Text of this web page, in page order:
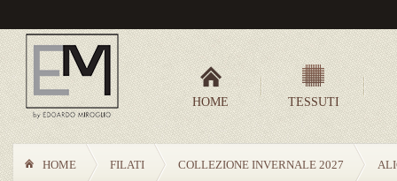
HOME TESSUTI
HOME FILATI COLLEZIONE INVERNALE 2027